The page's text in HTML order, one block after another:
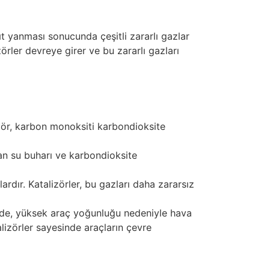
yanması sonucunda çeşitli zararlı gazlar
devreye girer ve bu zararlı gazları
karbon monoksiti karbondioksite
su buharı ve karbondioksite
Katalizörler, bu gazları daha zararsız
yüksek araç yoğunluğu nedeniyle hava
sayesinde araçların çevre